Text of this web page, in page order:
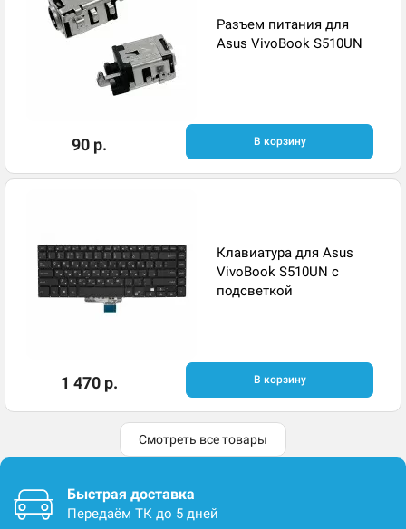
Разъем питания для
Asus VivoBook S510UN
90 р. В корзину
Клавиатура для Asus
VivoBook S510UN с
подсветкой
1 470 р. В корзину
Смотреть все товары
Быстрая доставка
Передаём ТК до 5 дней